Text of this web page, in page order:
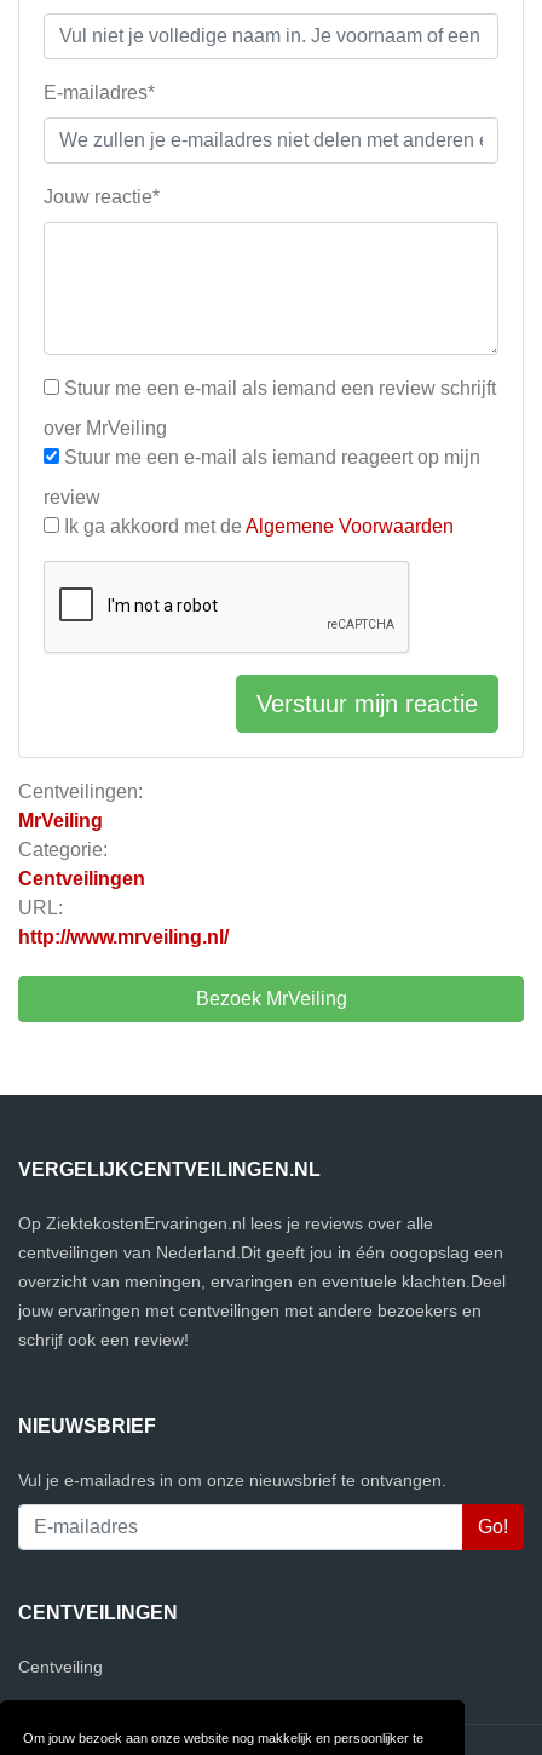
Om jouw bezoek aan onze website nog makkelijk en persoonlijker te
Centveilingen:
MrVeiling
Categorie:
Centveilingen
URL:
http://www.mrveiling.nl/
Bezoek MrVeiling
E-mailadres*
Jouw reactie*
Stuur me een e-mail als iemand een review schrijft
over MrVeiling
Stuur me een e-mail als iemand reageert op mijn
review
Ik ga akkoord met de Algemene Voorwaarden
Verstuur mijn reactie
VERGELIJKCENTVEILINGEN.NL
Op ZiektekostenErvaringen.nl lees je reviews over alle
centveilingen van Nederland.Dit geeft jou in één oogopslag een
overzicht van meningen, ervaringen en eventuele klachten.Deel
jouw ervaringen met centveilingen met andere bezoekers en
schrijf ook een review!
NIEUWSBRIEF
Vul je e-mailadres in om onze nieuwsbrief te ontvangen.
CENTVEILINGEN
Centveiling